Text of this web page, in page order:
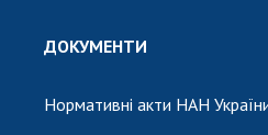
ДОКУМЕНТИ
Нормативні акти НАН